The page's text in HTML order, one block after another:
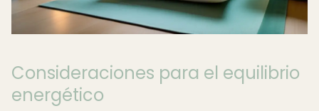
Consideraciones para el equilibrio
energético